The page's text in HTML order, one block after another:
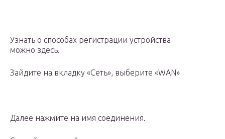
Узнать о способах регистрации устройства
можно здесь.
Зайдите на вкладку «Сеть», выберите «WAN»
Далее нажмите на имя соединения.